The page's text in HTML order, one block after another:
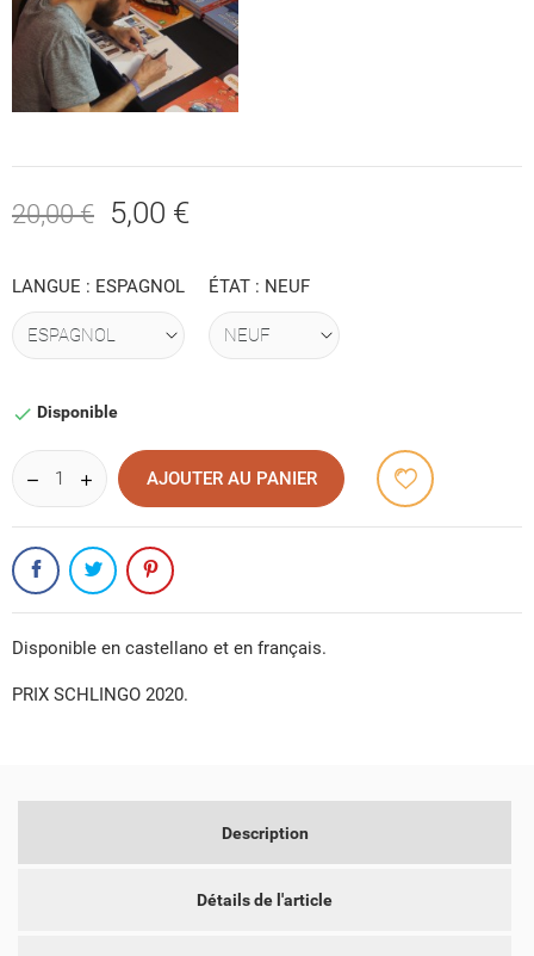
20,00 € 5,00 €
LANGUE : ESPAGNOL ÉTAT : NEUF
 Disponible
AJOUTER AU PANIER
Disponible en castellano et en français.
PRIX SCHLINGO 2020.
Description
Détails de l'article